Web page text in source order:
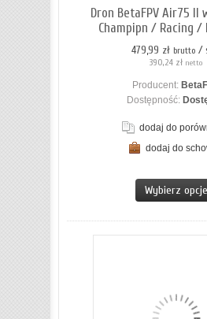
Dron BetaFPV Air75 II
Champipn / Racing /
479,99 zł brutto /
390,24 zł netto
Producent:
Dostępność:
dodaj do
dodaj do
Wybierz opcje